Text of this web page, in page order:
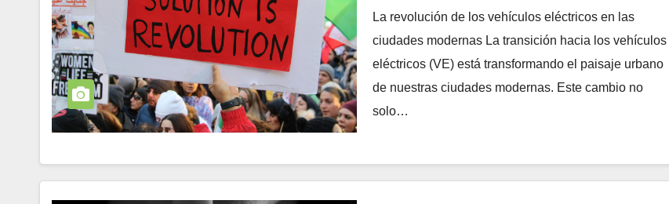
La revolución de los vehículos eléctricos en las
ciudades modernas La transición hacia los vehículos
eléctricos (VE) está transformando el paisaje urbano
de nuestras ciudades modernas. Este cambio no
solo…